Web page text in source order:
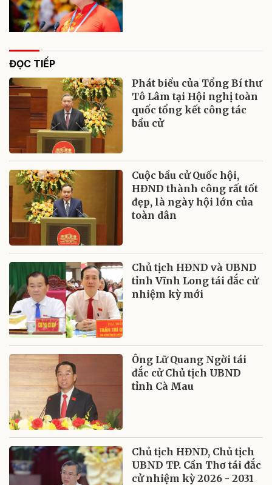
ĐỌC TIẾP
Phát biểu của Tổng Bí thư
Tô Lâm tại Hội nghị toàn
quốc tổng kết công tác
bầu cử
Cuộc bầu cử Quốc hội,
HĐND thành công rất tốt
đẹp, là ngày hội lớn của
toàn dân
Chủ tịch HĐND và UBND
tỉnh Vĩnh Long tái đắc cử
nhiệm kỳ mới
Ông Lữ Quang Ngời tái
đắc cử Chủ tịch UBND
tỉnh Cà Mau
Chủ tịch HĐND, Chủ tịch
UBND TP. Cần Thơ tái đắc
cử nhiệm kỳ 2026 - 2031